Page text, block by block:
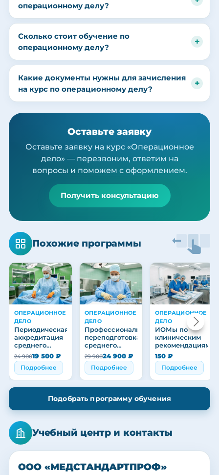
операционному делу?
Сколько стоит обучение по
операционному делу?
Какие документы нужны для зачисления
на курс по операционному делу?
Оставьте заявку
Оставьте заявку на курс «Операционное
дело» — перезвоним, ответим на
вопросы и поможем с оформлением.
Получить консультацию
Похожие программы
ОПЕРАЦИОННОЕ
ДЕЛО
Периодическая
аккредитация
среднего
медицинского
персонала
24 90019 500 ₽
Подробнее
ОПЕРАЦИОННОЕ
ДЕЛО
Профессиональная
переподготовка
среднего
медицинского
персонала
29 90024 900 ₽
Подробнее
ОПЕРАЦИОННОЕ
ДЕЛО
ИОМы по
клиническим
рекомендациям
150 ₽
Подробнее
Подобрать программу обучения
Учебный центр и контакты
ООО «МЕДСТАНДАРТПРОФ»